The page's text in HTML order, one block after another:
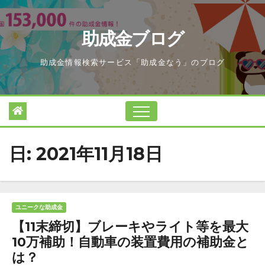
Skip
to
content
助成金ブログ
助成金情報検索サービス「助成金なう」のブログ
日: 2021年11月18日
ユニークな助成金
【11末締切】ブレーキやライト等を最大
10万補助！自動車の装置費用の補助金と
は？